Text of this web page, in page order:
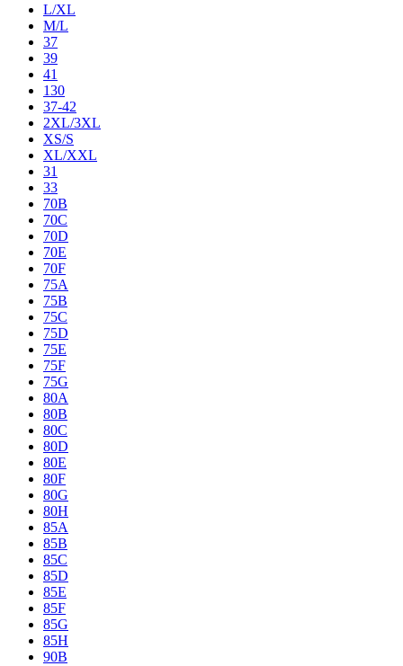
L/XL
M/L
37
39
41
130
37-42
2XL/3XL
XS/S
XL/XXL
31
33
70B
70C
70D
70E
70F
75A
75B
75C
75D
75E
75F
75G
80A
80B
80C
80D
80E
80F
80G
80H
85A
85B
85C
85D
85E
85F
85G
85H
90B